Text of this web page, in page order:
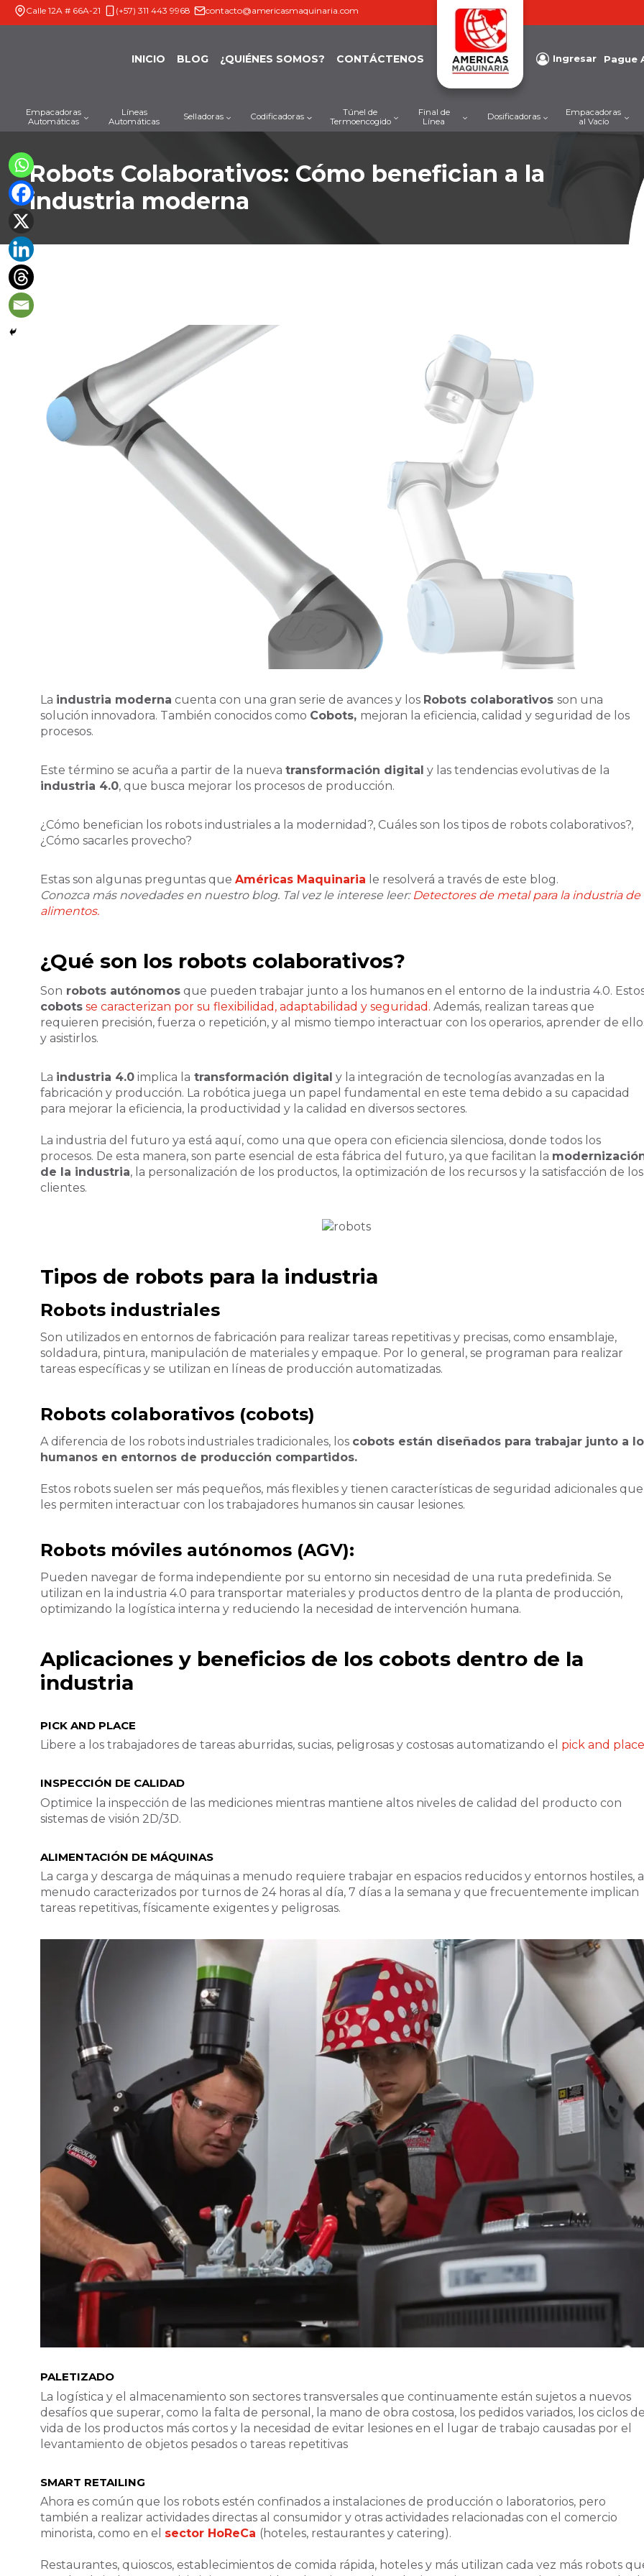
Saltar
al
Calle 12A # 66A-21 (+57) 311 443 9968 contacto@americasmaquinaria.com
INICIO BLOG ¿QUIÉNES SOMOS? CONTÁCTENOS Ingresar Pague
Empacadoras
Automáticas
Líneas
Automáticas
Selladoras Codificadoras
Túnel de
Termoencogido
Final de
Línea
Dosificadoras
Empacadoras
al Vacío
Robots Colaborativos: Cómo benefician a la
industria moderna
La industria moderna cuenta con una gran serie de avances y los Robots colaborativos son una
solución innovadora. También conocidos como Cobots, mejoran la eficiencia, calidad y seguridad de los
procesos.
Este término se acuña a partir de la nueva transformación digital y las tendencias evolutivas de la
industria 4.0, que busca mejorar los procesos de producción.
¿Cómo benefician los robots industriales a la modernidad?, Cuáles son los tipos de robots colaborativos?,
¿Cómo sacarles provecho?
Estas son algunas preguntas que Américas Maquinaria le resolverá a través de este blog.
Conozca más novedades en nuestro blog. Tal vez le interese leer: Detectores de metal para la industria de
alimentos.
¿Qué son los robots colaborativos?
Son robots autónomos que pueden trabajar junto a los humanos en el entorno de la industria 4.0.
cobots se caracterizan por su flexibilidad, adaptabilidad y seguridad. Además, realizan tareas que
requieren precisión, fuerza o repetición, y al mismo tiempo interactuar con los operarios, aprender de
y asistirlos.
La industria 4.0 implica la transformación digital y la integración de tecnologías avanzadas en la
fabricación y producción. La robótica juega un papel fundamental en este tema debido a su capacidad
para mejorar la eficiencia, la productividad y la calidad en diversos sectores.
La industria del futuro ya está aquí, como una que opera con eficiencia silenciosa, donde todos los
procesos. De esta manera, son parte esencial de esta fábrica del futuro, ya que facilitan la
de la industria, la personalización de los productos, la optimización de los recursos y la satisfacción de los
clientes.
Tipos de robots para la industria
Robots industriales
Son utilizados en entornos de fabricación para realizar tareas repetitivas y precisas, como ensamblaje,
soldadura, pintura, manipulación de materiales y empaque. Por lo general, se programan para realizar
tareas específicas y se utilizan en líneas de producción automatizadas.
Robots colaborativos (cobots)
A diferencia de los robots industriales tradicionales, los cobots están diseñados para trabajar junto a
humanos en entornos de producción compartidos.
Estos robots suelen ser más pequeños, más flexibles y tienen características de seguridad adicionales que
les permiten interactuar con los trabajadores humanos sin causar lesiones.
Robots móviles autónomos (AGV):
Pueden navegar de forma independiente por su entorno sin necesidad de una ruta predefinida. Se
utilizan en la industria 4.0 para transportar materiales y productos dentro de la planta de producción,
optimizando la logística interna y reduciendo la necesidad de intervención humana.
Aplicaciones y beneficios de los cobots dentro de la
industria
PICK AND PLACE
Libere a los trabajadores de tareas aburridas, sucias, peligrosas y costosas automatizando el pick and place
INSPECCIÓN DE CALIDAD
Optimice la inspección de las mediciones mientras mantiene altos niveles de calidad del producto con
sistemas de visión 2D/3D.
ALIMENTACIÓN DE MÁQUINAS
La carga y descarga de máquinas a menudo requiere trabajar en espacios reducidos y entornos hostiles, a
menudo caracterizados por turnos de 24 horas al día, 7 días a la semana y que frecuentemente implican
tareas repetitivas, físicamente exigentes y peligrosas.
PALETIZADO
La logística y el almacenamiento son sectores transversales que continuamente están sujetos a nuevos
desafíos que superar, como la falta de personal, la mano de obra costosa, los pedidos variados, los ciclos
vida de los productos más cortos y la necesidad de evitar lesiones en el lugar de trabajo causadas por el
levantamiento de objetos pesados o tareas repetitivas
SMART RETAILING
Ahora es común que los robots estén confinados a instalaciones de producción o laboratorios, pero
también a realizar actividades directas al consumidor y otras actividades relacionadas con el comercio
minorista, como en el sector HoReCa (hoteles, restaurantes y catering).
Restaurantes, quioscos, establecimientos de comida rápida, hoteles y más utilizan cada vez más robots